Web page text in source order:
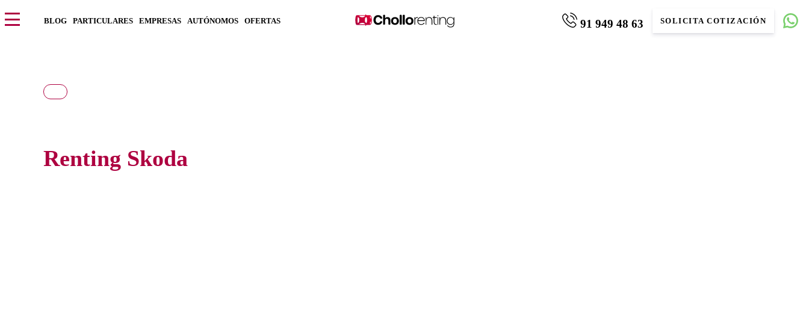
BLOG PARTICULARES EMPRESAS AUTÓNOMOS OFERTAS 91 949 48 63 SOLICITA COTIZACIÓN
Renting Skoda